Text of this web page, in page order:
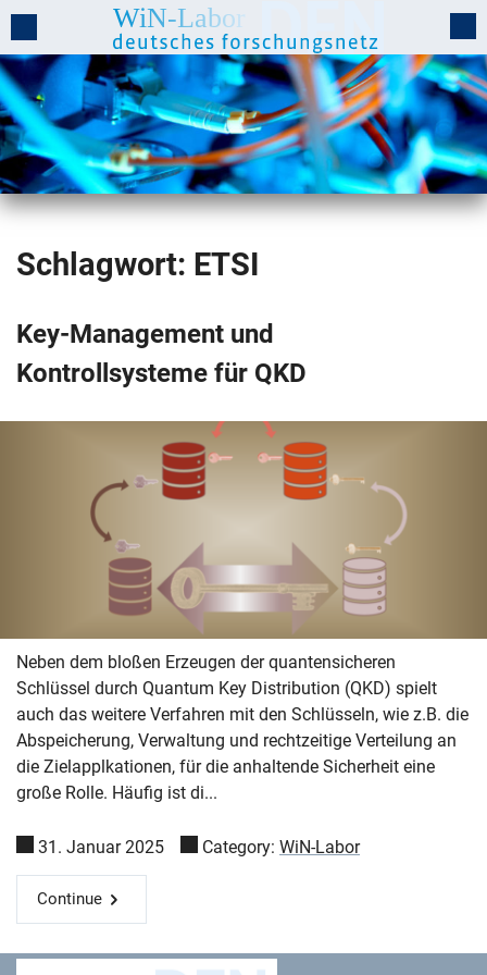
Skip navigation
Skip to navigation
Skip to the bottom
Schlagwort: ETSI
Key-Management und
Kontrollsysteme für QKD
Neben dem bloßen Erzeugen der quantensicheren
Schlüssel durch Quantum Key Distribution (QKD) spielt
auch das weitere Verfahren mit den Schlüsseln, wie z.B. die
Abspeicherung, Verwaltung und rechtzeitige Verteilung an
die Zielapplkationen, für die anhaltende Sicherheit eine
große Rolle. Häufig ist di...
31. Januar 2025 Category: WiN-Labor
Continue